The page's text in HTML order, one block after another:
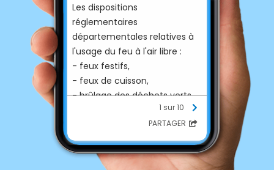
Les dispositions
réglementaires
départementales relatives à
l'usage du feu à l'air libre :
- feux festifs,
- feux de cuisson,
- brûlage des déchets verts,
brûlage de végétaux
ont été modifiées par arrêté
préfectoral et sont
applicables sur l'ensemble du
1 sur 10
PARTAGER